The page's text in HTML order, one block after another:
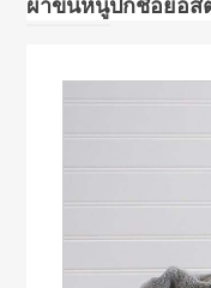
ผ้าขนหนูปักชื่อย่อสั